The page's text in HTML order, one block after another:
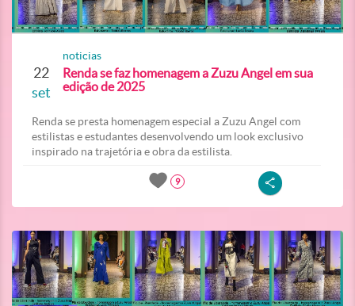
22
set
noticias
Renda se faz homenagem a Zuzu Angel em sua
edição de 2025
Renda se presta homenagem especial a Zuzu Angel com
estilistas e estudantes desenvolvendo um look exclusivo
inspirado na trajetória e obra da estilista.
9